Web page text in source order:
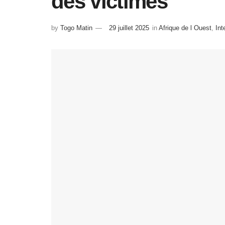
by Togo Matin 29 juillet 2025 in Afrique de l Ouest